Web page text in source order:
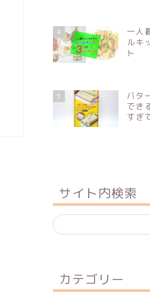
4
一人
ルキ
ト
5
バタ
でき
すぎ
サイト内検索
カテゴリー